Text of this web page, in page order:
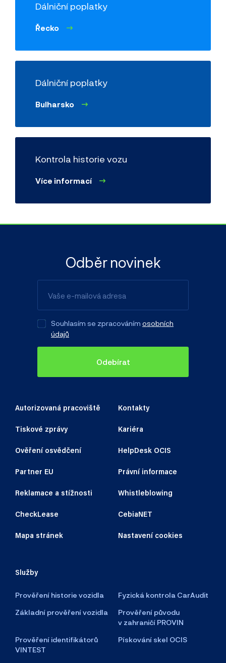
Dálniční poplatky
Řecko
Dálniční poplatky
Bulharsko
Kontrola historie vozu
Více informací
Autorizovaná pracoviště Kontakty
Tiskové zprávy Kariéra
Ověření osvědčení HelpDesk OCIS
Partner EU Právní informace
Reklamace a stížnosti Whistleblowing
CheckLease CebiaNET
Mapa stránek Nastavení cookies
Služby
Prověření historie vozidla
Fyzická kontrola CarAudit
Základní prověření vozidla
Prověření původu
v zahraničí PROVIN
Prověření identifikátorů
VINTEST
Pískování skel OCIS
Odběr novinek
Souhlasím se zpracováním osobních
údajů
Odebírat